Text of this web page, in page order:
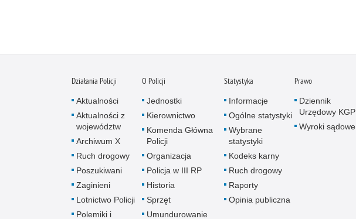
Działania Policji
Aktualności
Aktualności z
województw
Archiwum X
Ruch drogowy
Poszukiwani
Zaginieni
Lotnictwo Policji
Polemiki i
O Policji
Jednostki
Kierownictwo
Komenda Główna
Policji
Organizacja
Policja w III RP
Historia
Sprzęt
Umundurowanie
Statystyka
Informacje
Ogólne statystyki
Wybrane
statystyki
Kodeks karny
Ruch drogowy
Raporty
Opinia publiczna
Prawo
Dziennik
Urzędowy KGP
Wyroki sądowe